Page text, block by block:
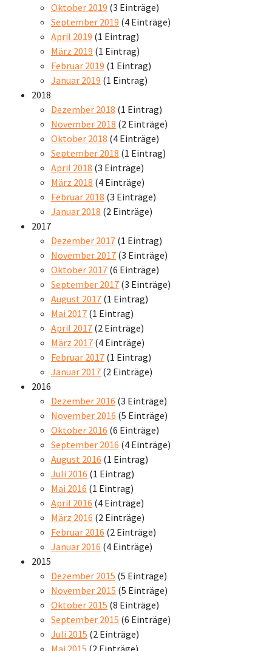
Oktober 2019 (3 Einträge)
September 2019 (4 Einträge)
April 2019 (1 Eintrag)
März 2019 (1 Eintrag)
Februar 2019 (1 Eintrag)
Januar 2019 (1 Eintrag)
2018
Dezember 2018 (1 Eintrag)
November 2018 (2 Einträge)
Oktober 2018 (4 Einträge)
September 2018 (1 Eintrag)
April 2018 (3 Einträge)
März 2018 (4 Einträge)
Februar 2018 (3 Einträge)
Januar 2018 (2 Einträge)
2017
Dezember 2017 (1 Eintrag)
November 2017 (3 Einträge)
Oktober 2017 (6 Einträge)
September 2017 (3 Einträge)
August 2017 (1 Eintrag)
Mai 2017 (1 Eintrag)
April 2017 (2 Einträge)
März 2017 (4 Einträge)
Februar 2017 (1 Eintrag)
Januar 2017 (2 Einträge)
2016
Dezember 2016 (3 Einträge)
November 2016 (5 Einträge)
Oktober 2016 (6 Einträge)
September 2016 (4 Einträge)
August 2016 (1 Eintrag)
Juli 2016 (1 Eintrag)
Mai 2016 (1 Eintrag)
April 2016 (4 Einträge)
März 2016 (2 Einträge)
Februar 2016 (2 Einträge)
Januar 2016 (4 Einträge)
2015
Dezember 2015 (5 Einträge)
November 2015 (5 Einträge)
Oktober 2015 (8 Einträge)
September 2015 (6 Einträge)
Juli 2015 (2 Einträge)
Mai 2015 (2 Einträge)